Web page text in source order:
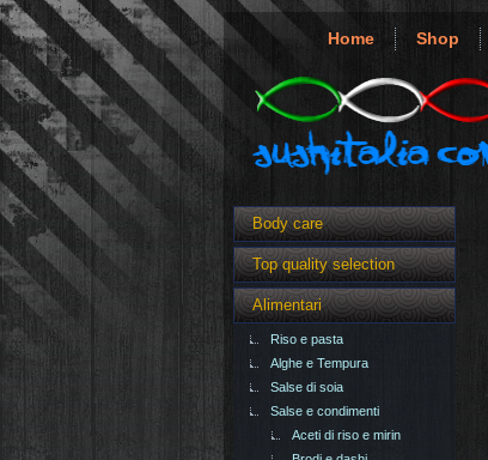
Home Shop
Body care
Top quality selection
Alimentari
Riso e pasta
Alghe e Tempura
Salse di soia
Salse e condimenti
Aceti di riso e mirin